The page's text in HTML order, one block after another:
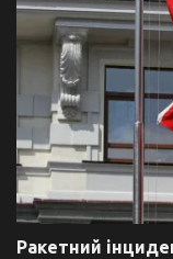
Ракетний